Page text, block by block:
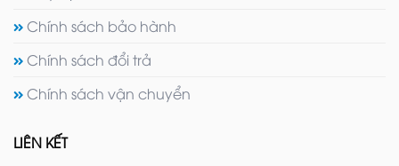
Chính sách bảo hành
Chính sách đổi trả
Chính sách vận chuyển
LIÊN KẾT